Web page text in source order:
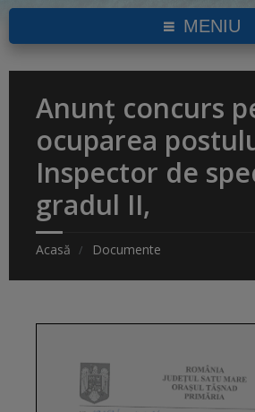
MENIU
Anunț concurs
ocuparea
Inspector de
gradul II,
Acasă Documente